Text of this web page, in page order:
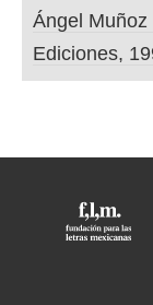
Ángel
Ediciones,